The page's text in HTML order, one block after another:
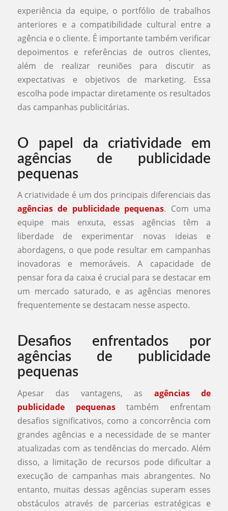
experiência da equipe, o portfólio de trabalhos
anteriores e a compatibilidade cultural entre a
agência e o cliente. É importante também verificar
depoimentos e referências de outros clientes,
além de realizar reuniões para discutir as
expectativas e objetivos de marketing. Essa
escolha pode impactar diretamente os resultados
das campanhas publicitárias.
O papel da criatividade em
agências de publicidade
pequenas
A criatividade é um dos principais diferenciais das
agências de publicidade pequenas. Com uma
equipe mais enxuta, essas agências têm a
liberdade de experimentar novas ideias e
abordagens, o que pode resultar em campanhas
inovadoras e memoráveis. A capacidade de
pensar fora da caixa é crucial para se destacar em
um mercado saturado, e as agências menores
frequentemente se destacam nesse aspecto.
Desafios enfrentados por
agências de publicidade
pequenas
Apesar das vantagens, as agências de
publicidade pequenastambém enfrentam
desafios significativos, como a concorrência com
grandes agências e a necessidade de se manter
atualizadas com as tendências do mercado. Além
disso, a limitação de recursos pode dificultar a
execução de campanhas mais abrangentes. No
entanto, muitas dessas agências superam esses
obstáculos através de parcerias estratégicas e